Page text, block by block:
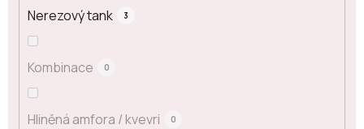
Nerezový tank 3
Kombinace 0
Hliněná amfora / kvevri 0